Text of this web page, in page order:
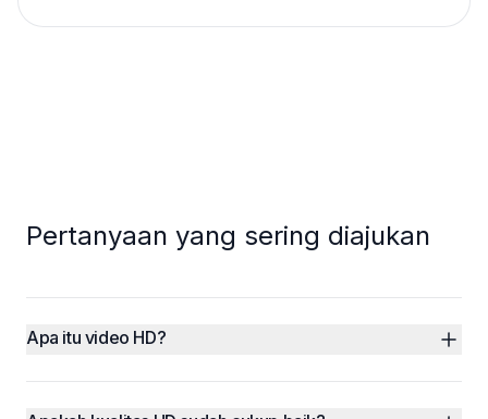
Pertanyaan yang sering diajukan
Apa itu video HD?